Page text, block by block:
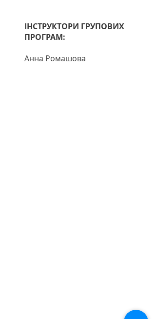
ІНСТРУКТОРИ ГРУПОВИХ
ПРОГРАМ:
Анна Ромашова